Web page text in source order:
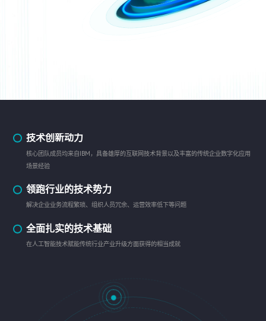
技术创新动力
核心团队成员均来自IBM，具备雄厚的互联网技术背景以及丰富的传统企业数字化应用
场景经验
领跑行业的技术势力
解决企业业务流程繁琐、组织人员冗余、运营效率低下等问题
全面扎实的技术基础
在人工智能技术赋能传统行业产业升级方面获得的相当成就